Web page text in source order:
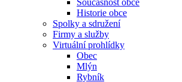
Současnost obce
Historie obce
Spolky a sdružení
Firmy a služby
Virtuální prohlídky
Obec
Mlýn
Rybník